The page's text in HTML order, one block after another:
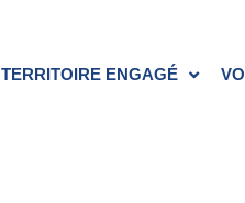
TERRITOIRE ENGAGÉ